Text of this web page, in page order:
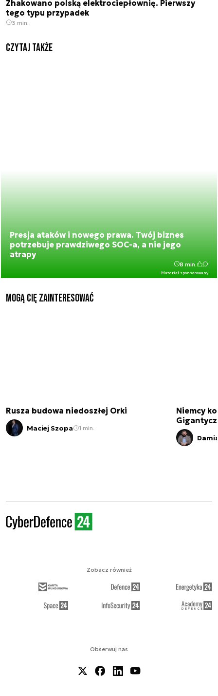
Zhakowano polską elektrociepłownię. Pierwszy
tego typu przypadek
3 min.
Czytaj także
Presja ataków i nowego prawa. Twój biznes
potrzebuje prawdziwego SOC-a, a nie jego
atrapy
Materiał sponsorowany
8 min.
Mogą Cię zainteresować
Rusza budowa niedoszłej Orki
Maciej Szopa 1 min.
Niemcy
Obserwuj nas
Zobacz również